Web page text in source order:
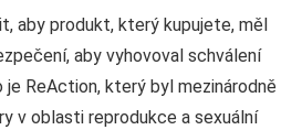
aby produkt, který kupujete, měl
aby vyhovoval schválení
je ReAction, který byl mezinárodně
v oblasti reprodukce a sexuální